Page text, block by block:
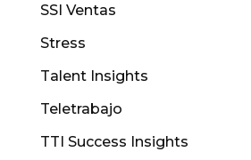
SSI Ventas
Stress
Talent Insights
Teletrabajo
TTI Success Insights